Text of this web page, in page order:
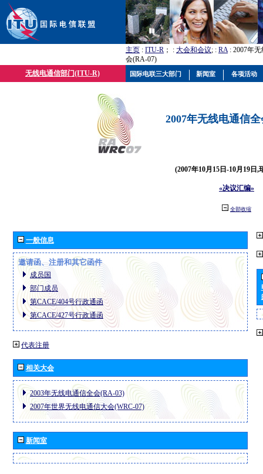
主页 : ITU-R ； : 大会和会议; : RA: 2007年
会(RA-07)
无线电通信部门(ITU-R)
2007年无线电通信
(2007年10月15日-10月19日,
«决议汇编»
全部收缩
一般信息
邀请函、注册和其它函件
成员国
部门成员
第CACE/404号行政通函
第CACE/427号行政通函
代表注册
相关大会
2003年无线电通信全会(RA-03)
2007年世界无线电通信大会(WRC-07)
新闻室
国际电联三大部门 新闻室 各项活动